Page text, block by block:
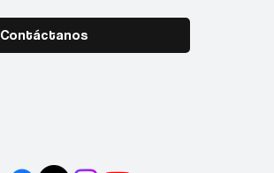
Contáctanos